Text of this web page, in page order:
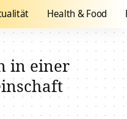
Health & Food
in einer